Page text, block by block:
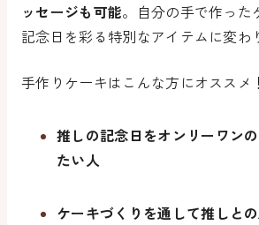
ッセージも可能。自分の手で作った
記念日を彩る特別なアイテムに変わ
手作りケーキはこんな方にオススメ！
推しの記念日をオンリーワン
たい人
ケーキづくりを通して推しと